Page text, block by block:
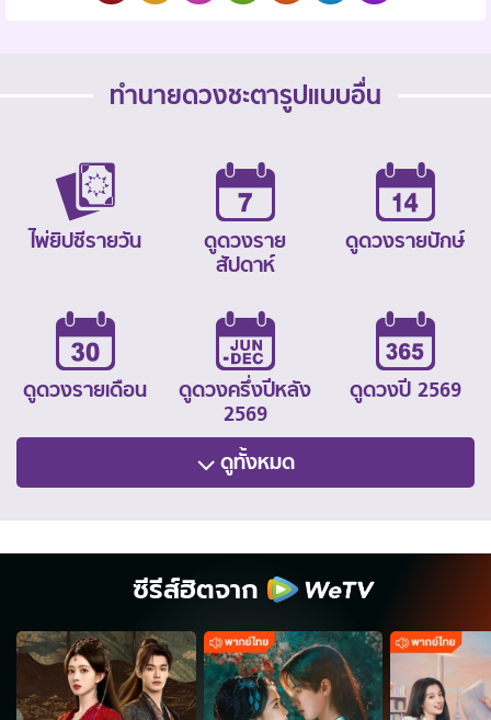
ทำนายดวงชะตารูปแบบอื่น
ไพ่ยิปซีรายวัน
ดูดวงราย
สัปดาห์
ดูดวงรายปักษ์
ดูดวงรายเดือน
ดูดวงครึ่งปีหลัง
2569
ดูดวงปี 2569
ดูทั้งหมด
ซีรีส์ฮิตจาก